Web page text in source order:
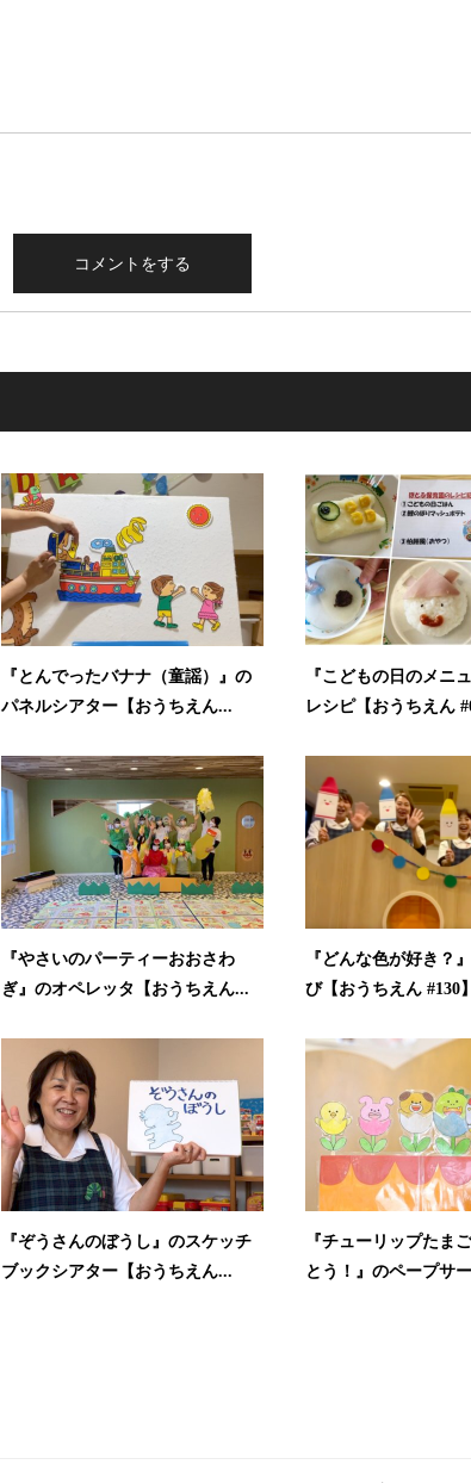
『とんでったバナナ（童謡）』の
パネルシアター【おうちえん...
『こどもの日のメニ
レシピ【おうちえん
『やさいのパーティーおおさわ
ぎ』のオペレッタ【おうちえん...
『どんな色が好き？
び【おうちえん #130】
『ぞうさんのぼうし』のスケッチ
ブックシアター【おうちえん...
『チューリップたま
とう！』のペープサ